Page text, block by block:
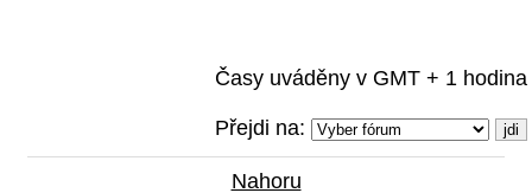
Časy uváděny v GMT + 1 hodina
Přejdi na:
Nahoru